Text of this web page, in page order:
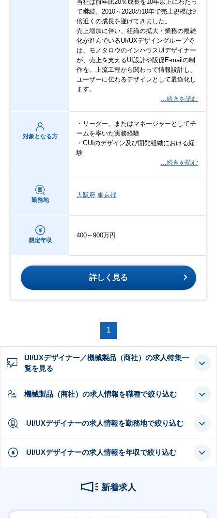
当社は前年比20％成長を10年以上にわたっ
て継続。2010～2020の10年で売上規模は9
倍近くの成長を遂げてきました。
売上増加に伴い、組織の拡大・業務の複雑
化が進んでいるUI/UXデザイングループで
は、モノタロウのインハウスUIデザイナー
が、売上を支えるUI設計や販促E-mailの制
作を、上流工程から関わって情報設計し、
ユーザーに伝わるデザインとして最適化し
ます。
…続きを読む
対象となる方
・リーダー、またはマネージャーとしてチ
ームを率いた実務経験
・GUIのデザイン及び開発組織における経
験
…続きを読む
勤務地
大阪府 東京都
想定年収
400～900万円
詳しく見る
1
UI/UXデザイナー／機械製品（商社）の求人特集一
覧を見る
機械製品（商社）の求人情報を職種で絞り込む
UI/UXデザイナーの求人情報を勤務地で絞り込む
UI/UXデザイナーの求人情報を年収で絞り込む
新着求人